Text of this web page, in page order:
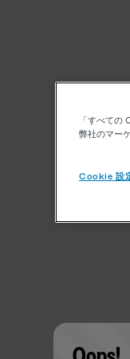
「すべての
弊社のマー
Cookie 設